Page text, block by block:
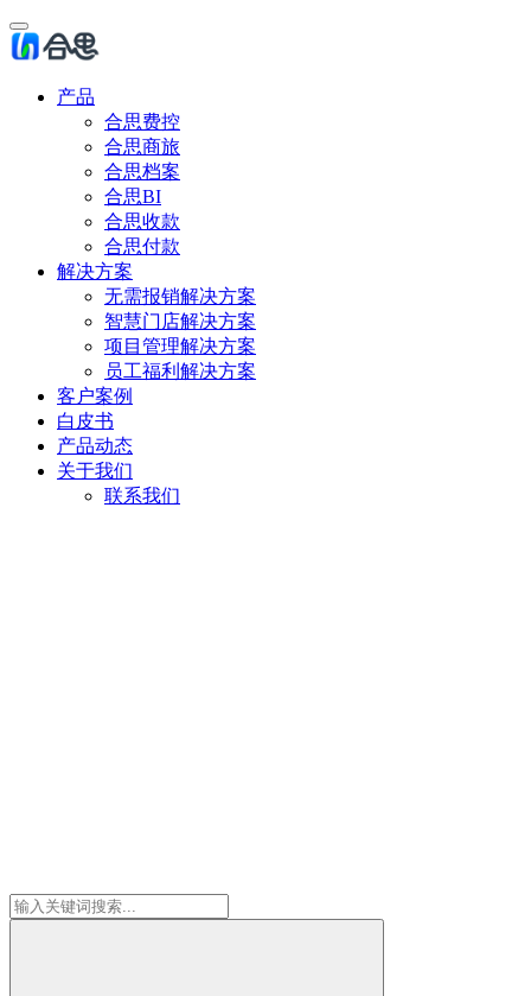
产品
合思费控
合思商旅
合思档案
合思BI
合思收款
合思付款
解决方案
无需报销解决方案
智慧门店解决方案
项目管理解决方案
员工福利解决方案
客户案例
白皮书
产品动态
关于我们
联系我们